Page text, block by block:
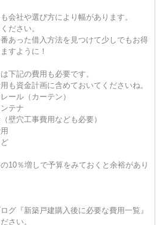
会社や選び方により幅があります。
ださい。
あった借入方法を見つけて少しでもお得
すように！
下記の費用も必要です。
も資金計画に含めておいてくださいね。
ール（カーテン）
テナ
壁穴工事費用なども必要）
の10％増しで予算をみておくと余裕があり
グ『新築戸建購入後に必要な費用一覧』
さい。